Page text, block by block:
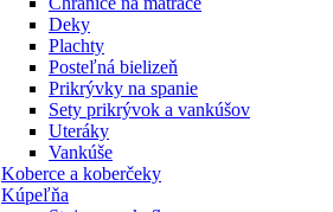
Deky
Plachty
Posteľná bielizeň
Prikrývky na spanie
Sety prikrývok a vankúšov
Uteráky
Vankúše
Koberce a koberčeky
Kúpeľňa